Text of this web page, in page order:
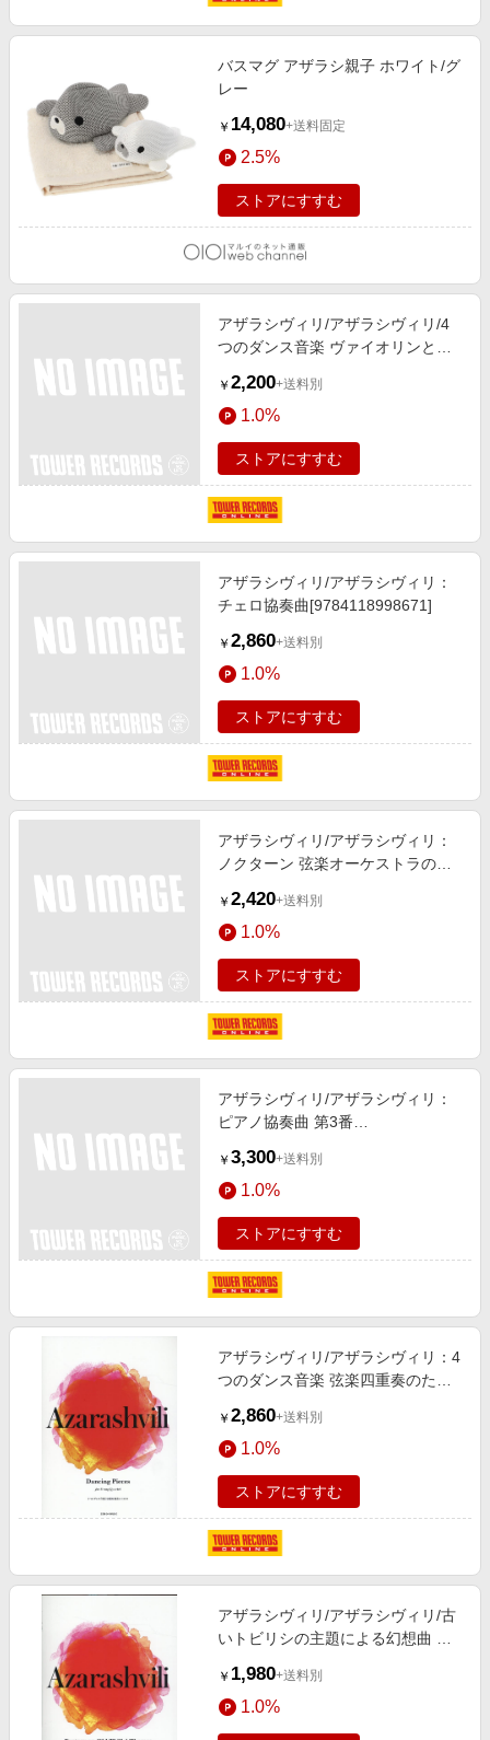
バスマグ アザラシ親子 ホワイト/グ
レー
￥ 14,080+送料固定
2.5%
ストアにすすむ
アザラシヴィリ/アザラシヴィリ/4
つのダンス音楽 ヴァイオリンとピ
￥ 2,200+送料別
1.0%
ストアにすすむ
アザラシヴィリ/アザラシヴィリ：
チェロ協奏曲[9784118998671]
￥ 2,860+送料別
1.0%
ストアにすすむ
アザラシヴィリ/アザラシヴィリ：
ノクターン 弦楽オーケストラのた
￥ 2,420+送料別
1.0%
ストアにすすむ
アザラシヴィリ/アザラシヴィリ：
ピアノ協奏曲 第3番
￥ 3,300+送料別
1.0%
ストアにすすむ
アザラシヴィリ/アザラシヴィリ：4
つのダンス音楽 弦楽四重奏のため
￥ 2,860+送料別
1.0%
ストアにすすむ
アザラシヴィリ/アザラシヴィリ/古
いトビリシの主題による幻想曲 弦
[9784118998336]
￥ 1,980+送料別
1.0%